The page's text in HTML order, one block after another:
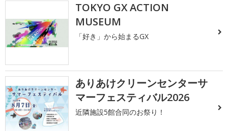
TOKYO GX ACTION
MUSEUM
「好き」から始まるGX
ありあけクリーンセンターサ
マーフェスティバル2026
近隣施設5館合同のお祭り！